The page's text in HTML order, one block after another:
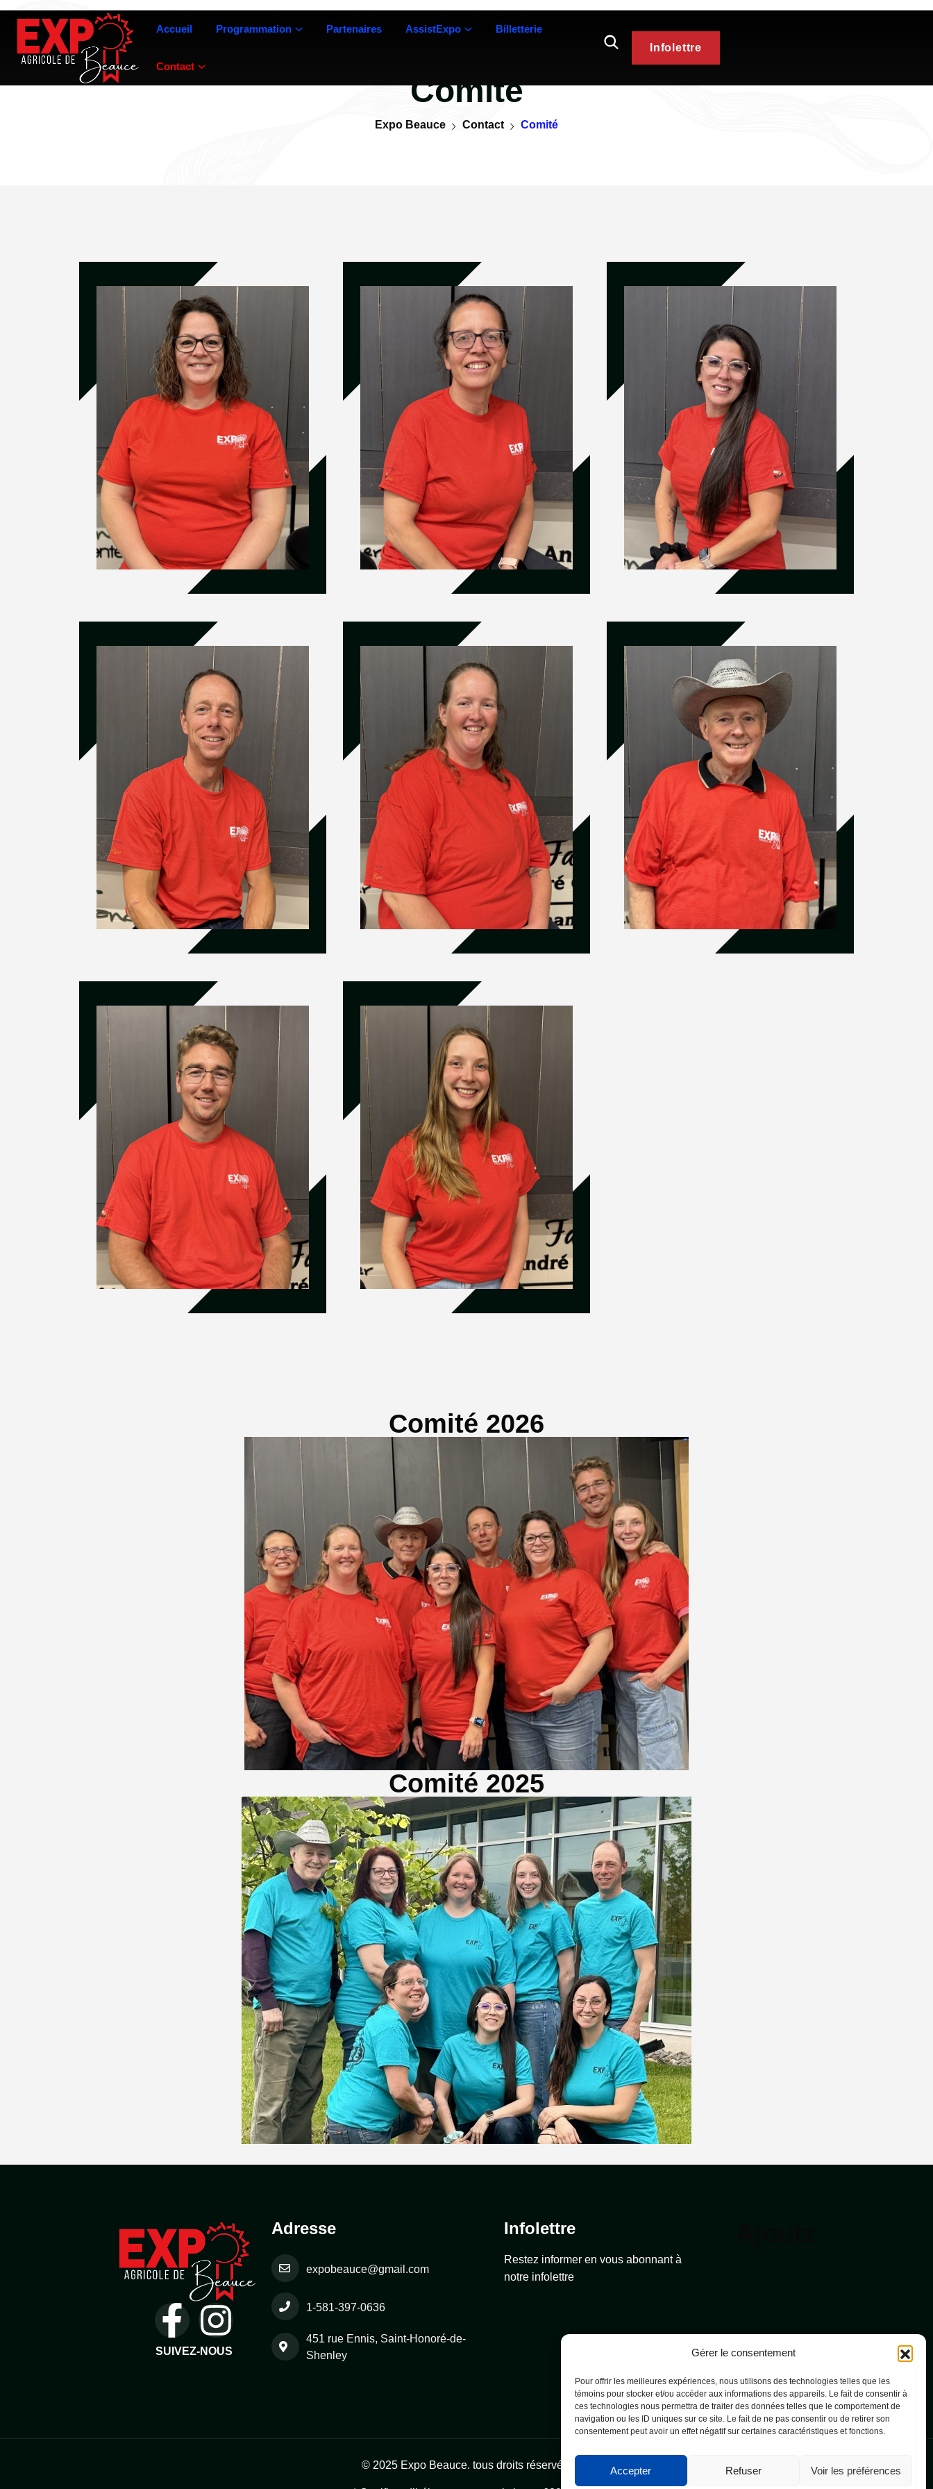
Gérer le consentement
Pour offrir les meilleures expériences, nous utilisons des technologies telles que les
témoins pour stocker et/ou accéder aux informations des appareils. Le fait de consentir à
ces technologies nous permettra de traiter des données telles que le comportement de
navigation ou les ID uniques sur ce site. Le fait de ne pas consentir ou de retirer son
consentement peut avoir un effet négatif sur certaines caractéristiques et fonctions.
Accepter Refuser Voir les préférences
Accueil Programmation Partenaires AssistExpo Billetterie
Contact
Infolettre
Comité
Expo Beauce Contact Comité
Comité 2026
Comité 2025
SUIVEZ-NOUS
Adresse
expobeauce@gmail.com
1-581-397-0636
451 rue Ennis, Saint-Honoré-de-
Shenley
Infolettre
Restez informer en vous abonnant à
notre infolettre
© 2025 Expo Beauce. tous droits réservés.